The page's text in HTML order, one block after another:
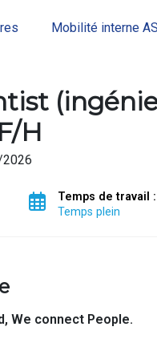
Mobilité interne
H
Temps de travail :
Temps plein
We connect People.